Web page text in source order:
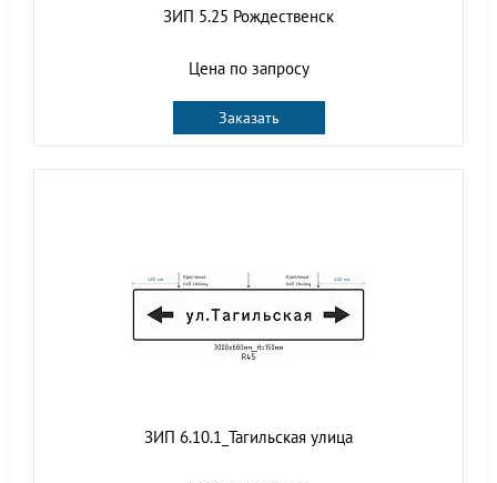
ЗИП 5.25 Рождественск
Цена по запросу
Заказать
ЗИП 6.10.1_Тагильская улица